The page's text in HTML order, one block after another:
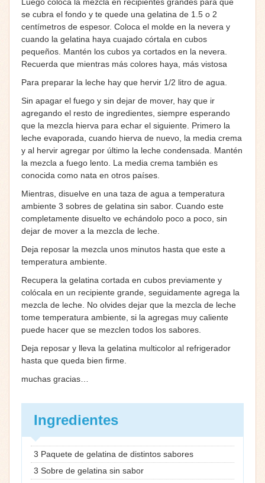
se cubra el fondo y te quede una gelatina de 1.5 o 2
centímetros de espesor. Coloca el molde en la nevera y
cuando la gelatina haya cuajado córtala en cubos
pequeños. Mantén los cubos ya cortados en la nevera.
Recuerda que mientras más colores haya, más vistosa
Para preparar la leche hay que hervir 1/2 litro de agua.
Sin apagar el fuego y sin dejar de mover, hay que ir
agregando el resto de ingredientes, siempre esperando
que la mezcla hierva para echar el siguiente. Primero la
leche evaporada, cuando hierva de nuevo, la media crema
y al hervir agregar por último la leche condensada. Mantén
la mezcla a fuego lento. La media crema también es
conocida como nata en otros países.
Mientras, disuelve en una taza de agua a temperatura
ambiente 3 sobres de gelatina sin sabor. Cuando este
completamente disuelto ve echándolo poco a poco, sin
dejar de mover a la mezcla de leche.
Deja reposar la mezcla unos minutos hasta que este a
temperatura ambiente.
Recupera la gelatina cortada en cubos previamente y
colócala en un recipiente grande, seguidamente agrega la
mezcla de leche. No olvides dejar que la mezcla de leche
tome temperatura ambiente, si la agregas muy caliente
puede hacer que se mezclen todos los sabores.
Deja reposar y lleva la gelatina multicolor al refrigerador
hasta que queda bien firme.
muchas gracias…
Ingredientes
3 Paquete de gelatina de distintos sabores
3 Sobre de gelatina sin sabor